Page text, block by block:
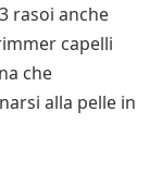
rasoi anche
capelli
che
alla pelle in